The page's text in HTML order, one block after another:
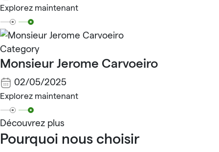
Explorez maintenant
Category
Monsieur Jerome Carvoeiro
02/05/2025
Explorez maintenant
Découvrez plus
Pourquoi nous choisir